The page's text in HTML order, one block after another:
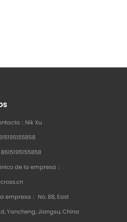
： Nik Xu
de la empresa：
empresa： No. 88, East
Yancheng, Jiangsu, China